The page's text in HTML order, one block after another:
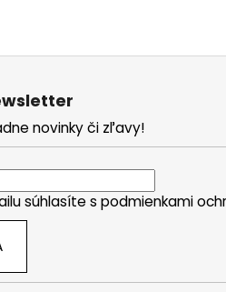
novinky či zľavy!
súhlasíte s podmienkami